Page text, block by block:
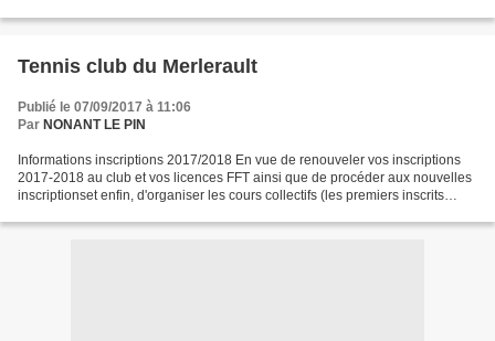
Tennis club du Merlerault
Publié le 07/09/2017 à 11:06
Par NONANT LE PIN
Informations inscriptions 2017/2018 En vue de renouveler vos inscriptions
2017-2018 au club et vos licences FFT ainsi que de procéder aux nouvelles
inscriptionset enfin, d'organiser les cours collectifs (les premiers inscrits